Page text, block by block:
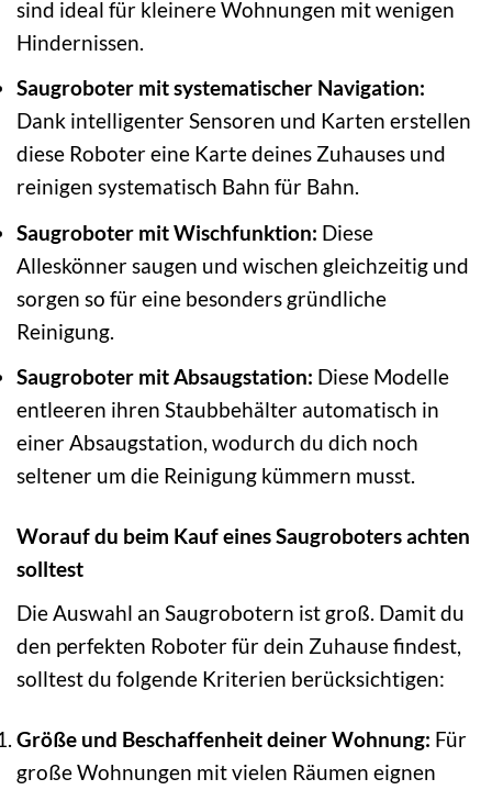
sind ideal für kleinere Wohnungen mit wenigen
Hindernissen.
Saugroboter mit systematischer Navigation:
Dank intelligenter Sensoren und Karten erstellen
diese Roboter eine Karte deines Zuhauses und
reinigen systematisch Bahn für Bahn.
Saugroboter mit Wischfunktion: Diese
Alleskönner saugen und wischen gleichzeitig und
sorgen so für eine besonders gründliche
Reinigung.
Saugroboter mit Absaugstation: Diese Modelle
entleeren ihren Staubbehälter automatisch in
einer Absaugstation, wodurch du dich noch
seltener um die Reinigung kümmern musst.
Worauf du beim Kauf eines Saugroboters achten
solltest
Die Auswahl an Saugrobotern ist groß. Damit du
den perfekten Roboter für dein Zuhause findest,
solltest du folgende Kriterien berücksichtigen:
Größe und Beschaffenheit deiner Wohnung: Für
große Wohnungen mit vielen Räumen eignen